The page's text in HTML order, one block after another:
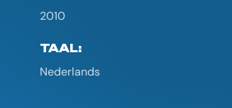
2010
TAAL:
Nederlands